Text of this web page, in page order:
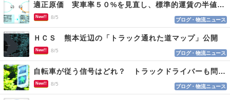
適正原価 実車率５０%を見直し、標準的運賃の半値の恐れも
New!! 8/5 ブログ・物流ニュース
ＨＣＳ 熊本近辺の「トラック通れた道マップ」公開
New!! 8/5 ブログ・物流ニュース
自転車が従う信号はどれ？ トラックドライバーも問われる認識
New!! 8/5 ブログ・物流ニュース